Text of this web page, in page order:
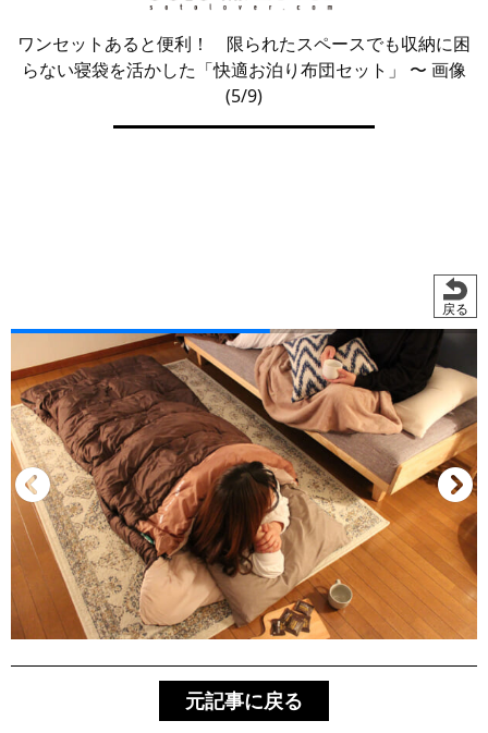
ワンセットあると便利！ 限られたスペースでも収納に困
らない寝袋を活かした「快適お泊り布団セット」 〜 画像
(5/9)
戻る
元記事に戻る